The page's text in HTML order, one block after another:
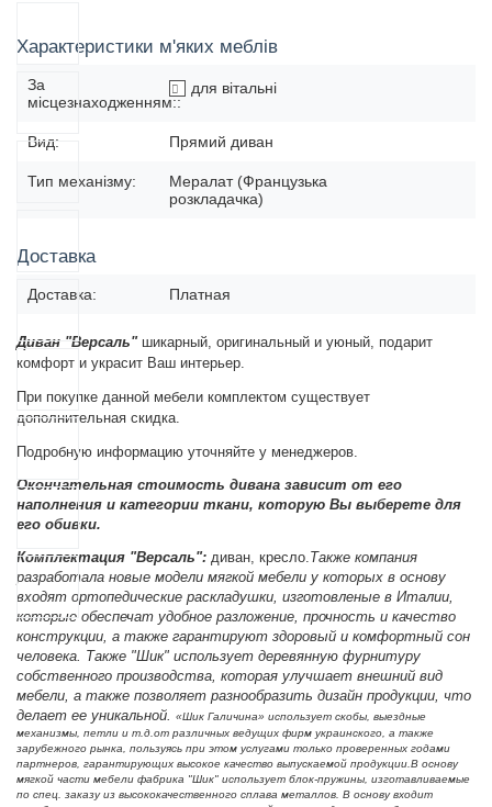
Характеристики м'яких меблів
За
місцезнаходженням::
для вітальні
Вид: Прямий диван
Тип механізму:
Мералат (Французька
розкладачка)
Доставка
Доставка: Платная
Диван "Версаль" шикарный, оригинальный и уюный, подарит
комфорт и украсит Ваш интерьер.
При покупке данной мебели комплектом существует
дополнительная скидка.
Подробную информацию уточняйте у менеджеров.
Окончательная стоимость дивана зависит от его
наполнения и категории ткани, которую Вы выберете для
его обивки.
Комплектация "Версаль": диван, кресло. Также компания
разработала новые модели мягкой мебели у которых в основу
входят ортопедические раскладушки, изготовленые в Италии,
которые обеспечат удобное разложение, прочность и качество
конструкции, а также гарантируют здоровый и комфортный сон
человека. Также "Шик" использует деревянную фурнитуру
собственного производства, которая улучшает внешний вид
мебели, а также позволяет разнообразить дизайн продукции, что
делает ее уникальной.
«Шик Галичина» использует скобы, выездные
механизмы, петли и т.д.от различных ведущих фирм украинского, а также
зарубежного рынка, пользуясь при этом услугами только проверенных годами
партнеров, гарантирующих высокое качество выпускаемой продукции. В основу
мягкой части мебели фабрика "Шик" использует блок-пружины, изготавливаемые
по спец. заказу из высококачественного сплава металлов. В основу входит